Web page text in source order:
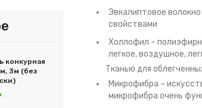
Эвкалиптовое
свойствами
Холлофил –
легкое, воздушное,
Тканью для
Микрофибра –
микрофибра очень
конкурная
3м (без